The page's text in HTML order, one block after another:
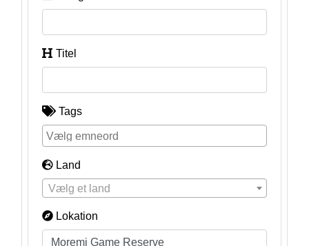
Titel
Tags
Land
Vælg et land
Lokation